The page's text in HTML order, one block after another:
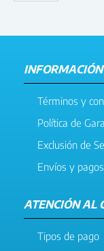
INFORMACIÓN
Términos y
Política de
Exclusión de
Envíos y pagos
ATENCIÓN AL
Tipos de pago